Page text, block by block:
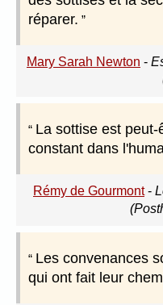
réparer.
Mary Sarah Newton -
La sottise est
constant dans
Rémy de Gourmont-
Les convenances
qui ont fait leur